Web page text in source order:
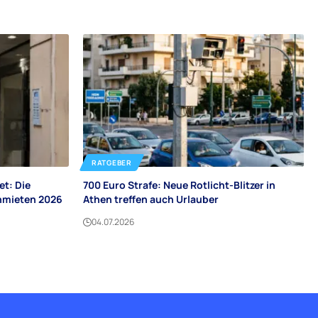
Die
2026
RATGEBER
700 Euro Strafe: Neue Rotlicht-Blitzer in
Athen treffen auch Urlauber
04.07.2026